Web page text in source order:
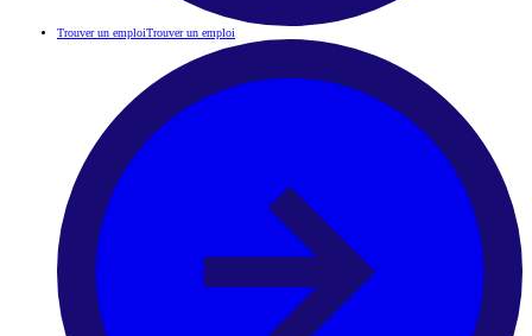
Trouver un emploiTrouver un emploi